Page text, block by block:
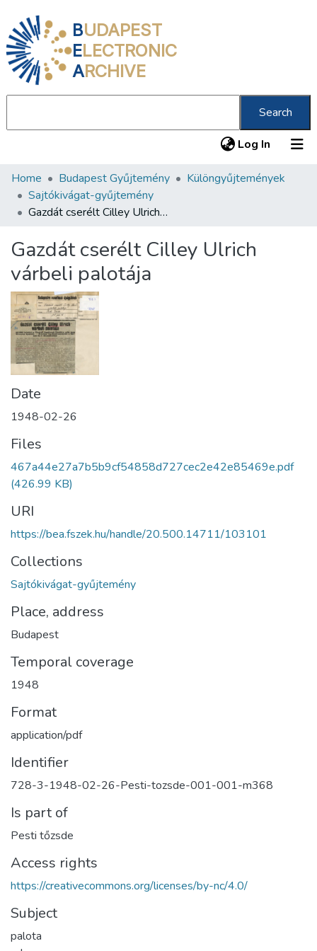
BUDAPEST
ELECTRONIC
ARCHIVE
Search
Log In (current)
Communities & Collections
All of DSpace
About us
Home Budapest Gyűjtemény
Különgyűjtemények
Sajtókivágat-gyűjtemény
Gazdát cserélt Cilley Ulrich várbeli palotája
Gazdát cserélt Cilley Ulrich
várbeli palotája
Date
1948-02-26
Files
467a44e27a7b5b9cf54858d727cec2e42e85469e.pdf
(426.99 KB)
URI
https://bea.fszek.hu/handle/20.500.14711/103101
Collections
Sajtókivágat-gyűjtemény
Place, address
Budapest
Temporal coverage
1948
Format
application/pdf
Identifier
728-3-1948-02-26-Pesti-tozsde-001-001-m368
Is part of
Pesti tőzsde
Access rights
https://creativecommons.org/licenses/by-nc/4.0/
Subject
palota